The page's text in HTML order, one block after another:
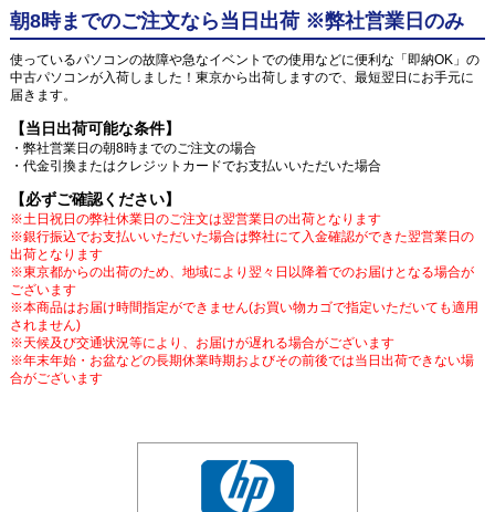
朝8時までのご注文なら当日出荷 ※弊社営業日のみ
使っているパソコンの故障や急なイベントでの使用などに便利な「即納OK」の
中古パソコンが入荷しました！東京から出荷しますので、最短翌日にお手元に
届きます。
【当日出荷可能な条件】
・弊社営業日の朝8時までのご注文の場合
・代金引換またはクレジットカードでお支払いいただいた場合
【必ずご確認ください】
※土日祝日の弊社休業日のご注文は翌営業日の出荷となります
※銀行振込でお支払いいただいた場合は弊社にて入金確認ができた翌営業日の
出荷となります
※東京都からの出荷のため、地域により翌々日以降着でのお届けとなる場合が
ございます
※本商品はお届け時間指定ができません(お買い物カゴで指定いただいても適用
されません)
※天候及び交通状況等により、お届けが遅れる場合がございます
※年末年始・お盆などの長期休業時期およびその前後では当日出荷できない場
合がございます